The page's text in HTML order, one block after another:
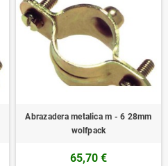
Abrazadera metalica m - 6 28mm
wolfpack
65,70 €